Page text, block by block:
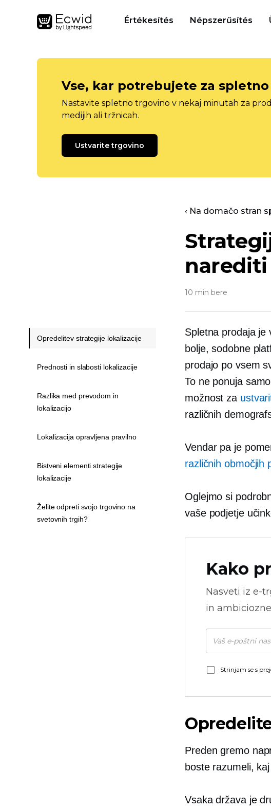
Értékesítés Népszerűsítés
Vse, kar potrebujete za
Nastavite spletno trgovino v nekaj minutah za
medijih ali tržnicah.
Ustvarite trgovino
‹ Na domačo stran
narediti
10 min bere
Spletna prodaja je
bolje, sodobne
prodajo po vsem
To ne ponuja
možnost za
različnih
Vendar pa je
različnih območjih
Oglejmo si
vaše podjetje
Kako
Nasveti iz e-
in
Strinjam se s
Preden gremo
boste razumeli,
Vsaka država je
Opredelitev strategije lokalizacije
Prednosti in slabosti lokalizacije
Razlika med prevodom in
lokalizacijo
Lokalizacija opravljena pravilno
Bistveni elementi strategije
lokalizacije
Želite odpreti svojo trgovino na
svetovnih trgih?